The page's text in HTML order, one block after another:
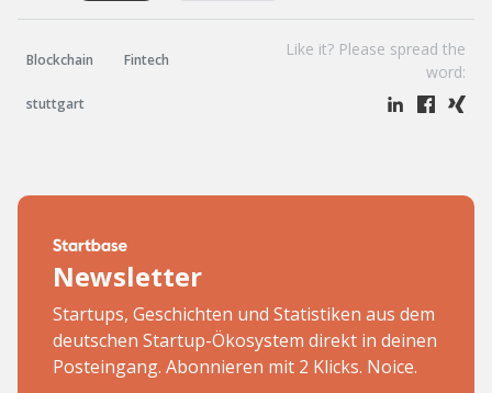
Blockchain Fintech
stuttgart
Like it? Please spread the
word:
Newsletter
Startups, Geschichten und Statistiken aus dem
deutschen Startup-Ökosystem direkt in deinen
Posteingang. Abonnieren mit 2 Klicks. Noice.